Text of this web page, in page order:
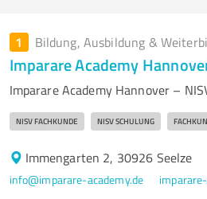
1 Bildung, Ausbildung &
Imparare Academy
Imparare Academy Hannover –
NISV FACHKUNDE NISV SCHULUNG
Immengarten 2, 30926 Seelze
info@imparare-academy.de